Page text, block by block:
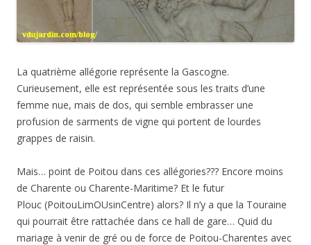
La quatrième allégorie représente la Gascogne.
Curieusement, elle est représentée sous les traits d’une
femme nue, mais de dos, qui semble embrasser une
profusion de sarments de vigne qui portent de lourdes
grappes de raisin.
Mais… point de Poitou dans ces allégories??? Encore moins
de Charente ou Charente-Maritime? Et le futur
Plouc (PoitouLimOUsinCentre) alors? Il n’y a que la Touraine
qui pourrait être rattachée dans ce hall de gare… Quid du
mariage à venir de gré ou de force de Poitou-Charentes avec